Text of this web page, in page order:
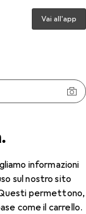
informazioni
sul nostro sito
permettono,
come il carrello.
Vai all'app
Nano